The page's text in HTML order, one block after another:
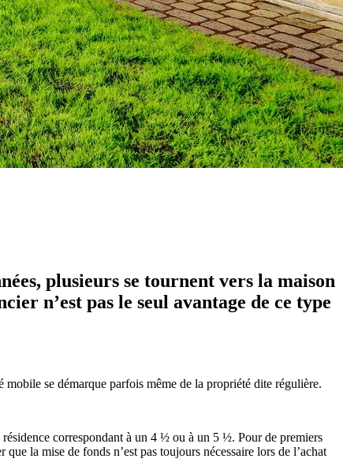
plusieurs se tournent vers la maison
n’est pas le seul avantage de ce type
se démarque parfois même de la propriété dite régulière.
correspondant à un 4 ½ ou à un 5 ½. Pour de premiers
la mise de fonds n’est pas toujours nécessaire lors de l’achat